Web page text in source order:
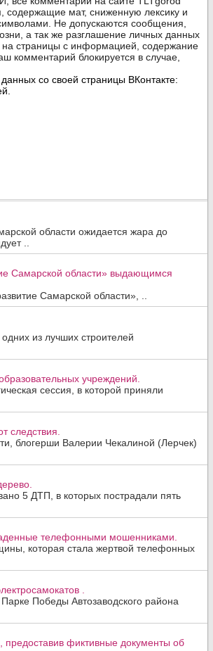
области ожидается жара до
..
Самарской области» выдающимся
Самарской области», ..
из лучших строителей
учреждений.
сессия, в которой приняли
следствия.
блогерши Валерии Чекалиной (Лерчек)
5 ДТП, в которых пострадали пять
телефонными мошенниками.
которая стала жертвой телефонных
.
Победы Автозаводского района
предоставив фиктивные документы об